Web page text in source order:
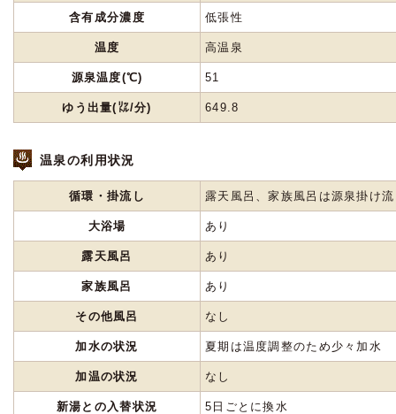
含有成分濃度 低張性
温度 高温泉
源泉温度(℃) 51
ゆう出量(㍑/分) 649.8
温泉の利用状況
循環・掛流し 露天風呂、家族風呂は源泉掛け
大浴場 あり
露天風呂 あり
家族風呂 あり
その他風呂 なし
加水の状況 夏期は温度調整のため少々加水
加温の状況 なし
新湯との入替状況 5日ごとに換水